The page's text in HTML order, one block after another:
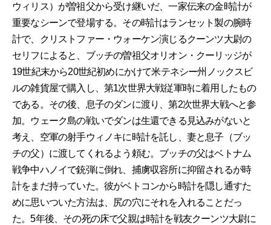
ウィリス）が曽祖父から受け継いだ、一家伝来の金時計が
重要なシーンで登場する。その時計はランセット製の腕時
計で、クリストファー・ウォーケン演じるクーンツ大尉の
セリフによると、ブッチの曽祖父オリオン・クーリッジが
19世紀末から20世紀初めにかけて米テネシー州ノックスビ
ルの雑貨屋で購入し、第1次世界大戦従軍時に着用したもの
である。その後、息子のダンに渡り、第2次世界大戦へと参
加。ウェーク島の戦いでダンは生還できる見込みがないと
考え、空軍の射手ウィノキに時計を託し、妻と息子（ブッ
チの父）に渡してくれるよう頼む。ブッチの父はベトナム
戦争中ハノイで銃弾に倒れ、捕虜収容所に抑留されるが時
計をまだ持っていた。彼がベトコンから時計を隠し通すた
めに思いついた方法は、尻の穴にそれを入れることだっ
た。5年後、その死の床で父親は時計を戦友クーンツ大尉に